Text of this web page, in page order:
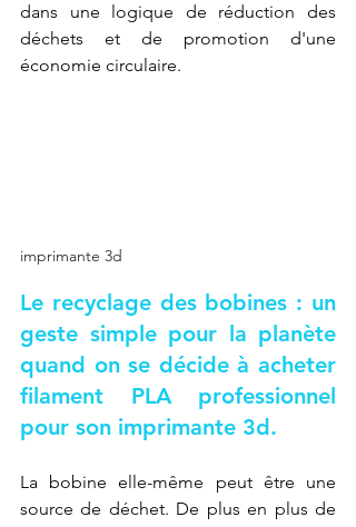
dans une logique de réduction des
déchets et de promotion d'une
économie circulaire.
imprimante 3d
Le recyclage des bobines : un
geste simple pour la planète
quand on se décide à acheter
filament PLA professionnel
pour son imprimante 3d.
La bobine elle-même peut être une
source de déchet. De plus en plus de